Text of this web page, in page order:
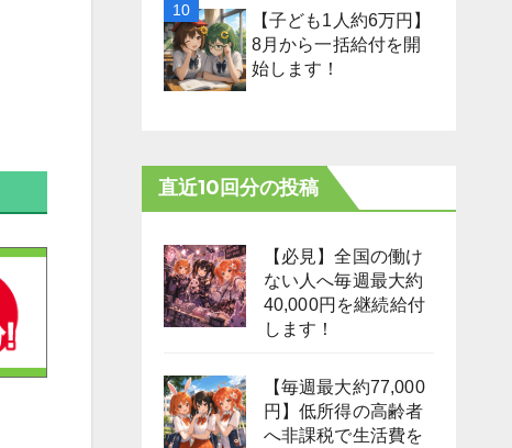
【子ども1人約6万円】
8月から一括給付を開
始します！
直近10回分の投稿
【必見】全国の働け
ない人へ毎週最大約
40,000円を継続給付
します！
【毎週最大約77,000
円】低所得の高齢者
へ非課税で生活費を